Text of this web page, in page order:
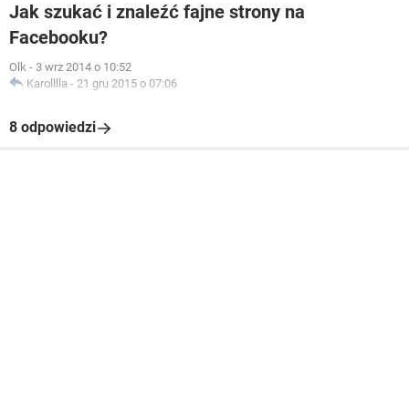
Jak szukać i znaleźć fajne strony na
Facebooku?
Olk - 3 wrz 2014 o 10:52
Karolllla - 21 gru 2015 o 07:06
8 odpowiedzi